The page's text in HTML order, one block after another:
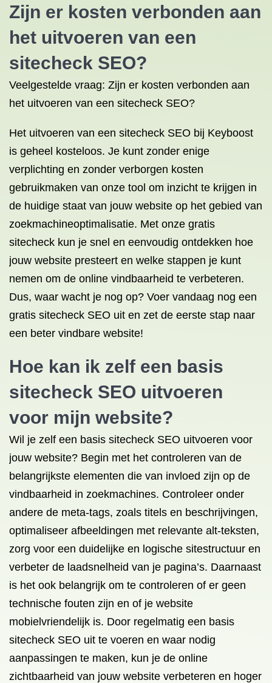
Zijn er kosten verbonden aan
het uitvoeren van een
sitecheck SEO?
Veelgestelde vraag: Zijn er kosten verbonden aan
het uitvoeren van een sitecheck SEO?
Het uitvoeren van een sitecheck SEO bij Keyboost
is geheel kosteloos. Je kunt zonder enige
verplichting en zonder verborgen kosten
gebruikmaken van onze tool om inzicht te krijgen in
de huidige staat van jouw website op het gebied van
zoekmachineoptimalisatie. Met onze gratis
sitecheck kun je snel en eenvoudig ontdekken hoe
jouw website presteert en welke stappen je kunt
nemen om de online vindbaarheid te verbeteren.
Dus, waar wacht je nog op? Voer vandaag nog een
gratis sitecheck SEO uit en zet de eerste stap naar
een beter vindbare website!
Hoe kan ik zelf een basis
sitecheck SEO uitvoeren
voor mijn website?
Wil je zelf een basis sitecheck SEO uitvoeren voor
jouw website? Begin met het controleren van de
belangrijkste elementen die van invloed zijn op de
vindbaarheid in zoekmachines. Controleer onder
andere de meta-tags, zoals titels en beschrijvingen,
optimaliseer afbeeldingen met relevante alt-teksten,
zorg voor een duidelijke en logische sitestructuur en
verbeter de laadsnelheid van je pagina’s. Daarnaast
is het ook belangrijk om te controleren of er geen
technische fouten zijn en of je website
mobielvriendelijk is. Door regelmatig een basis
sitecheck SEO uit te voeren en waar nodig
aanpassingen te maken, kun je de online
zichtbaarheid van jouw website verbeteren en hoger